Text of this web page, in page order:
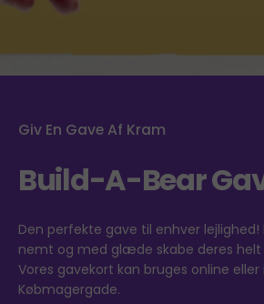
Giv En Gave Af Kram
Build-A-Bear
Den perfekte gave til enhver
nemt og med glæde skabe deres
Vores gavekort kan bruges online
Købmagergade.